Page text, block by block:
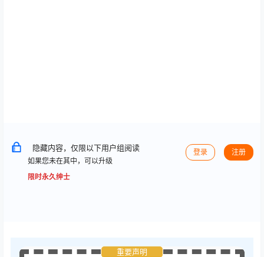
隐藏内容，仅限以下用户组阅读
如果您未在其中，可以升级
限时永久绅士
登录 注册
重要声明